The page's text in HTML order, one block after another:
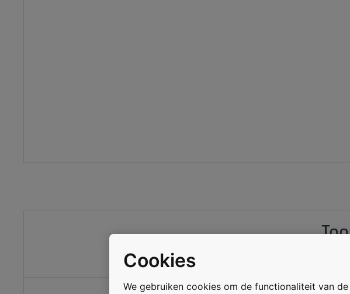
Cookies
We gebruiken cookies om de functionaliteit van